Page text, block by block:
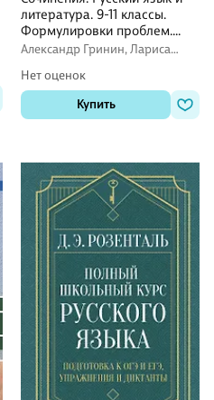
литература. 9-11 классы.
Формулировки проблем.
Анализ художественных
урокам и экзаменам
Александр Гринин, Лариса
Нет оценок
Купить